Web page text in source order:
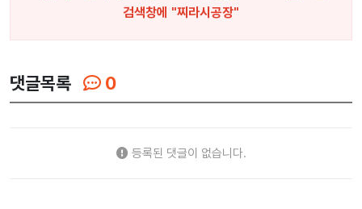
검색창에 "찌라시공장"
댓글목록 0
등록된 댓글이 없습니다.